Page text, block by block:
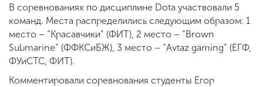
В соревнованиях по дисциплине Dota участвовали 5
команд. Места распределились следующим образом: 1
место – “Красавчики” (ФИТ), 2 место – “Brown
Submarine” (ФФКСиБЖ), 3 место – “Avtaz gaming” (ЕГФ,
ФУиСТС, ФИТ).
Комментировали соревнования студенты Егор